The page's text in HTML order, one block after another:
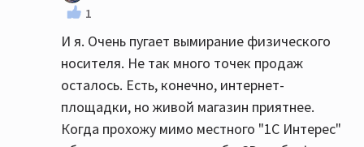
1
И я. Очень пугает вымирание физического
носителя. Не так много точек продаж
осталось. Есть, конечно, интернет-
площадки, но живой магазин приятнее.
Когда прохожу мимо местного "1С Интерес"